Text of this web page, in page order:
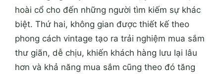
hoài cổ cho đến những người tìm kiếm sự khác
biệt. Thứ hai, không gian được thiết kế theo
phong cách vintage tạo ra trải nghiệm mua sắm
thư giãn, dễ chịu, khiến khách hàng lưu lại lâu
hơn và khả năng mua sắm cũng theo đó tăng